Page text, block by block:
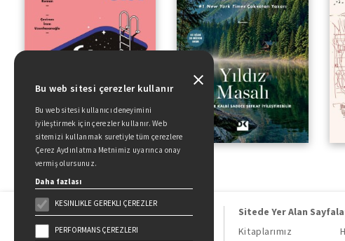
Sitede Yer Alan
Kitaplarımız
Bu web sitesi çerezler kullanır
Bu web sitesi kullanıcı deneyimini
iyileştirmek için çerezler kullanır. Web
sitemizi kullanmak suretiyle tüm çerezlere
Çerez Aydınlatma Metnimiz uyarınca onay
vermiş olursunuz.
Daha fazlası
KESINLIKLE GEREKLI ÇEREZLER
PERFORMANS ÇEREZLERI